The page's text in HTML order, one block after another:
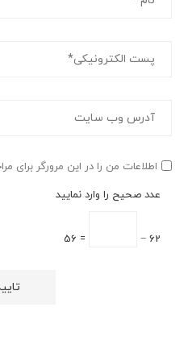
اطلاعات من را در این مرورگر برای
عدد صحیح را وارد نمایید
62 −
= 56